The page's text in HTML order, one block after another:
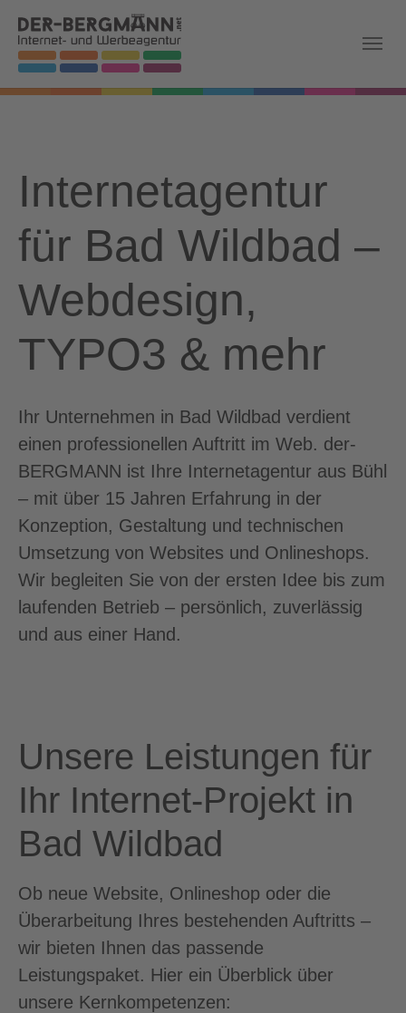
Skip to main navigation
Zum Hauptinhalt springen
Skip to page footer
Internetagentur
für Bad Wildbad –
Webdesign,
TYPO3 & mehr
Ihr Unternehmen in Bad Wildbad verdient
einen professionellen Auftritt im Web. der-
BERGMANN ist Ihre Internetagentur aus Bühl
– mit über 15 Jahren Erfahrung in der
Konzeption, Gestaltung und technischen
Umsetzung von Websites und Onlineshops.
Wir begleiten Sie von der ersten Idee bis zum
laufenden Betrieb – persönlich, zuverlässig
und aus einer Hand.
Unsere Leistungen für
Ihr Internet-Projekt in
Bad Wildbad
Ob neue Website, Onlineshop oder die
Überarbeitung Ihres bestehenden Auftritts –
wir bieten Ihnen das passende
Leistungspaket. Hier ein Überblick über
unsere Kernkompetenzen: